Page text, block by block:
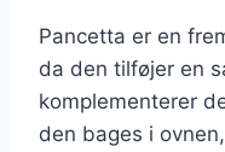
Pancetta er en
da den tilføjer en
komplementerer
den bages i